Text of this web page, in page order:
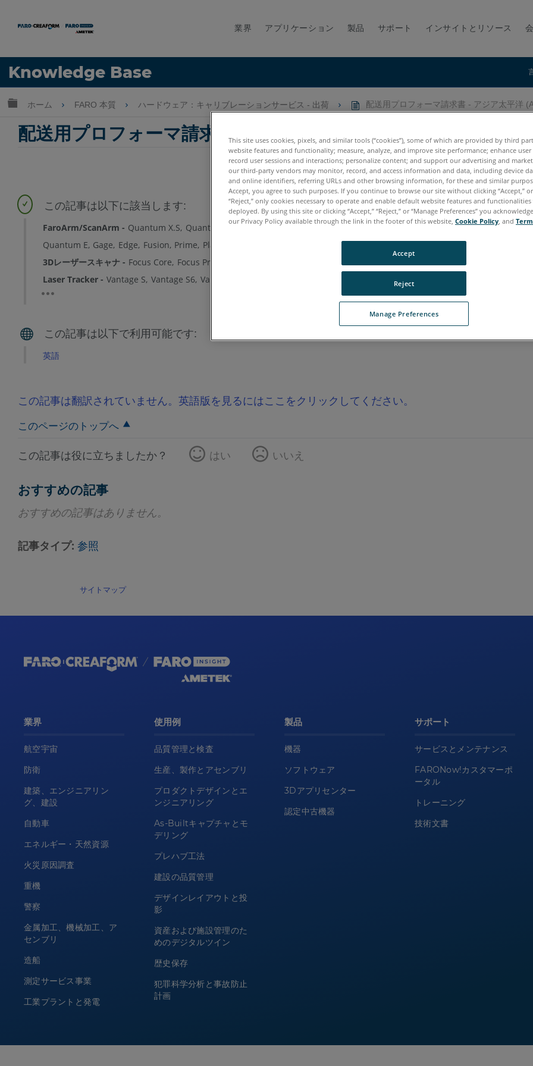
業界 アプリケーション 製品 サポート インサイトとリソース
Knowledge Base
言語
グローバル階層を展開/折りたたむ
ホーム FARO 本質 ハードウェア：キャリブレーションサービス - 出荷 配送用プロフォーマ請求書 - アジア太平洋
配送用プロフォーマ請求書 - アジア太平洋 (APAC)
FaroArm/ScanArm Quantum X.S Quantum X.M Quantum X.E Quantum S Max Quantum M Max Quantum E Max
Quantum E Gage Edge Fusion Prime Platinum Titanium Advantage Digital Template
3Dレーザースキャナ
Focus Core Focus Premium Focus S Focus3D
Laser Tracker
Vantage S Vantage S6 Vantage E
英語
この記事は翻訳されていません。英語版を見るにはここをクリックしてください。
このページのトップへ
この記事は役に立ちましたか？ はい いいえ
おすすめの記事
おすすめの記事はありません。
記事タイプ 参照
サイトマップ
業界
航空宇宙
防衛
建築、エンジニアリン
グ、建設
自動車
エネルギー・天然資源
火災原因調査
重機
警察
金属加工、機械加工、ア
センブリ
造船
測定サービス事業
工業プラントと発電
使用例
品質管理と検査
生産、製作とアセンブリ
プロダクトデザインとエ
ンジニアリング
As-Builtキャプチャとモ
デリング
プレハブ工法
建設の品質管理
デザインレイアウトと投
影
資産および施設管理のた
めのデジタルツイン
歴史保存
犯罪科学分析と事故防止
計画
製品
機器
ソフトウェア
3Dアプリセンター
認定中古機器
サポート
サービスとメンテナンス
FARONow!カスタマーポ
ータル
トレーニング
技術文書
This site uses cookies, pixels, and similar tools (“cookies”), some of which are provided by third
website features and functionality; measure, analyze, and improve site performance; enhance user
record user sessions and interactions; personalize content; and support our advertising and
our third-party vendors may monitor, record, and access information and data, including device
and online identifiers, referring URLs and other browsing information, for these and similar
Accept, you agree to such purposes. If you continue to browse our site without clicking “Accept,”
“Reject,” only cookies necessary to operate and enable default website features and
deployed. By using this site or clicking “Accept,” “Reject,” or “Manage Preferences” you
our Privacy Policy available through the link in the footer of this website, Cookie Policy , and
Manage Preferences
Reject
Accept